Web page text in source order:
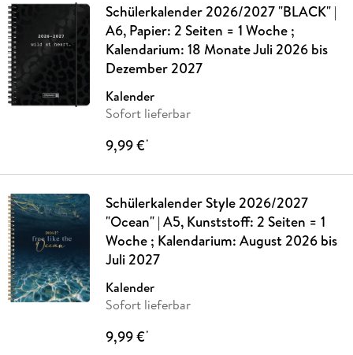
Schülerkalender 2026/2027 "BLACK" |
A6, Papier: 2 Seiten = 1 Woche ;
Kalendarium: 18 Monate Juli 2026 bis
Dezember 2027
Kalender
Sofort lieferbar
9,99 €*
Schülerkalender Style 2026/2027
"Ocean" | A5, Kunststoff: 2 Seiten = 1
Woche ; Kalendarium: August 2026 bis
Juli 2027
Kalender
Sofort lieferbar
9,99 €*